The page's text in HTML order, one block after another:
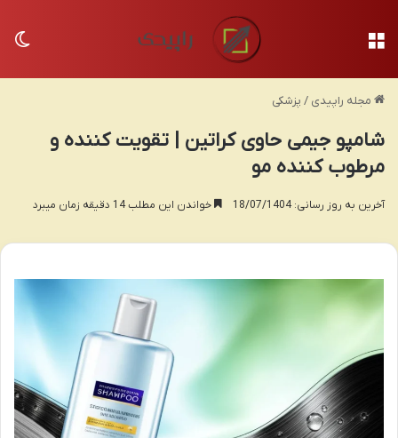
مجله راپیدی / پزشکی
شامپو جیمی حاوی کراتین | تقویت کننده و
مرطوب کننده مو
آخرین به روز رسانی: 18/07/1404 خواندن این مطلب 14 دقیقه زمان میبرد